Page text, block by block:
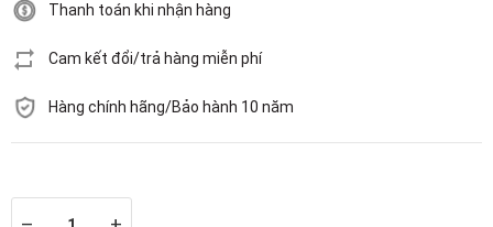
Thanh toán khi nhận hàng
Cam kết đổi/trả hàng miễn phí
Hàng chính hãng/Bảo hành 10 năm